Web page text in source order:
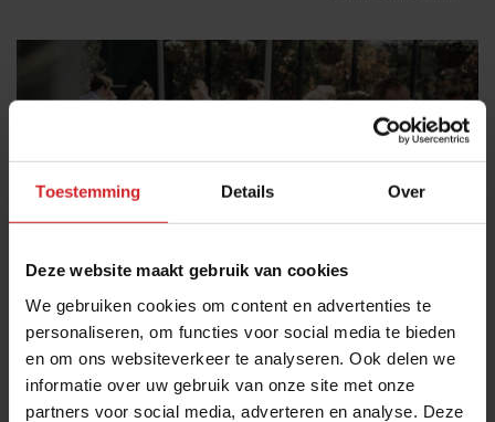
Toestemming Details Over
Deze website maakt gebruik van cookies
We gebruiken cookies om content en advertenties te
personaliseren, om functies voor social media te bieden
en om ons websiteverkeer te analyseren. Ook delen we
informatie over uw gebruik van onze site met onze
partners voor social media, adverteren en analyse. Deze
Hoe zorg je ervoor dat gasten van je gaan
houden?